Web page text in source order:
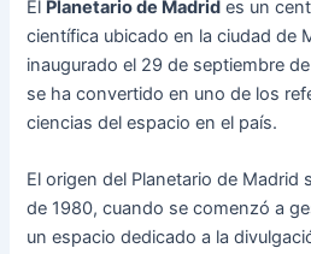
El Planetario de Madrid es un
científica ubicado en la ciudad de
inaugurado el 29 de septiembre
se ha convertido en uno de los
ciencias del espacio en el país.
El origen del Planetario de Madrid
de 1980, cuando se comenzó a
un espacio dedicado a la